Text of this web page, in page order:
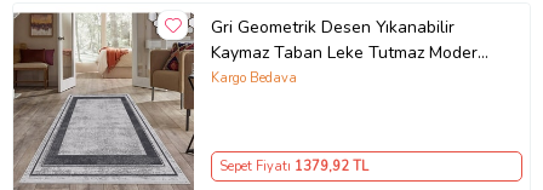
Gri Geometrik Desen Yıkanabilir
Kaymaz Taban Leke Tutmaz Modern
Salon Halısı ve Yolluk
Kargo Bedava
Sepet Fiyatı 1379,92 TL